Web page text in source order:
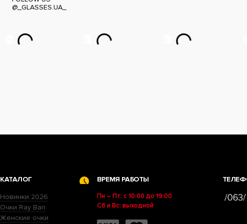
@_GLASSES.UA_
КАТАЛОГ
Новинки 2026
Очки Ray Ban
Женские очки
ВРЕМЯ РАБОТЫ
Пн – Пт: с 10:00 до 19:00
Сб и Вс: выходной